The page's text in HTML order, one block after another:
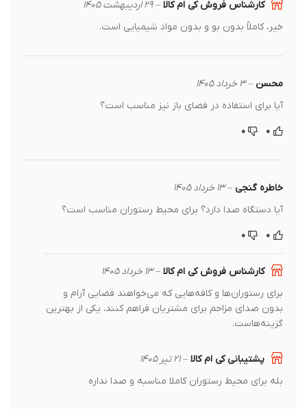
کارشناس فروش کی ام کالا– ۲۹ اردیبهشت ۱۴۰۵
خیر، کاملاً بدون بو و بدون مواد شیمیایی است.
محسن– ۳ خرداد ۱۴۰۵
آیا برای استفاده در فضای باز نیز مناسب است؟
خاطره گنجی– ۱۳ خرداد ۱۴۰۵
آیا دستگاه صدا دارد؟ برای محیط رستوران مناسب است؟
کارشناس فروش کی ام کالا– ۱۳ خرداد ۱۴۰۵
برای رستوران‌ها و کافه‌هایی که می‌خواهند فضایی آرام و
بدون صدای مزاحم برای مشتریان فراهم کنند، یکی از بهترین
گزینه‌هاست.
پشتیبانی کی ام کالا– ۲۱ تیر ۱۴۰۵
بله برای محیط رستوران کاملا مناسبه و صدا نداره